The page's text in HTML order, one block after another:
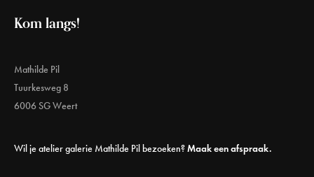
Kom langs!
Mathilde Pil
Tuurkesweg 8
6006 SG Weert
Wil je atelier galerie Mathilde Pil bezoeken?Maak een afspraak.